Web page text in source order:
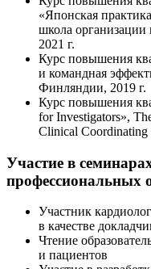
«Японская
школа организации
2021 г.
Курс повышения
и командная
Финляндии, 2019 г.
Курс повышения
for Investigators»,
Clinical Coordinating
Участие в
профессиональных
Участник
в качестве
Чтение
и пациентов